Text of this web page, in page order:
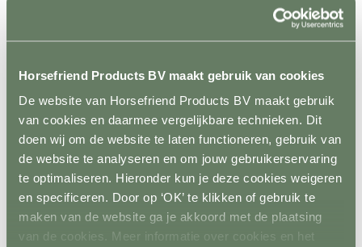
Horsefriend Products BV maakt gebruik van cookies
De website van Horsefriend Products BV maakt gebruik
van cookies en daarmee vergelijkbare technieken. Dit
doen wij om de website te laten functioneren, gebruik van
de website te analyseren en om jouw gebruikerservaring
te optimaliseren. Hieronder kun je deze cookies weigeren
en specificeren. Door op ‘OK’ te klikken of gebruik te
maken van de website ga je akkoord met de plaatsing
van de cookies. Meer informatie over cookies en het
Terug
Weidepoorten
Panelsystemen
Paddockafrastering
Buisklemmen DIY
Roflex mobiele afrastering
Losse palen en liggers
Terug
Hout
Kunststof
Prikpalen
Mobiel